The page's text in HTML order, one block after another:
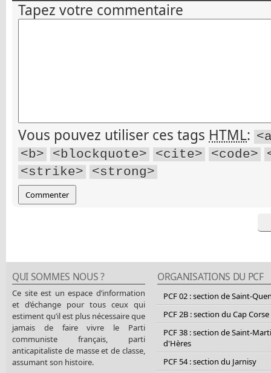
Tapez votre commentaire
Vous pouvez utiliser ces tags HTML:
<b>
<blockquote> <cite> <code>
<strike>
<strong>
QUI SOMMES NOUS ?
Ce site est un espace d’information
et d’échange pour tous ceux qui
estiment qu’il est plus nécessaire que
jamais de faire vivre le Parti
communiste français, parti
anticapitaliste de masse et de classe,
assumant son histoire.
ORGANISATIONS DU PCF
PCF 02 : section de Saint-
PCF 2B : section du Cap Corse
PCF 38 : section de Saint-
d'Hères
PCF 54 : section du Jarnisy